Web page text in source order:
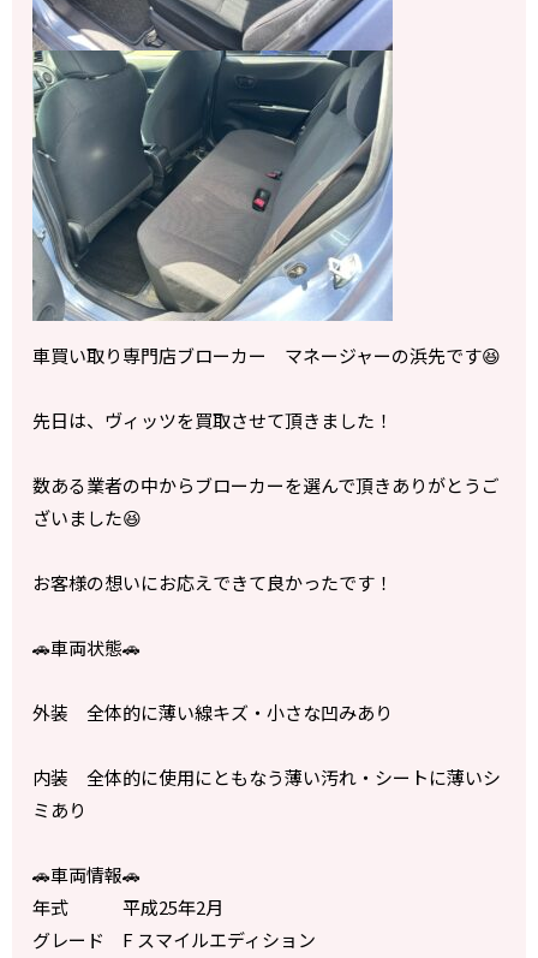
車買い取り専門店ブローカー マネージャーの浜先です😆
先日は、ヴィッツを買取させて頂きました！
数ある業者の中からブローカーを選んで頂きありがとうご
ざいました😆
お客様の想いにお応えできて良かったです！
🚗車両状態🚗
外装 全体的に薄い線キズ・小さな凹みあり
内装 全体的に使用にともなう薄い汚れ・シートに薄いシ
ミあり
🚗車両情報🚗
年式 平成25年2月
グレード F スマイルエディション